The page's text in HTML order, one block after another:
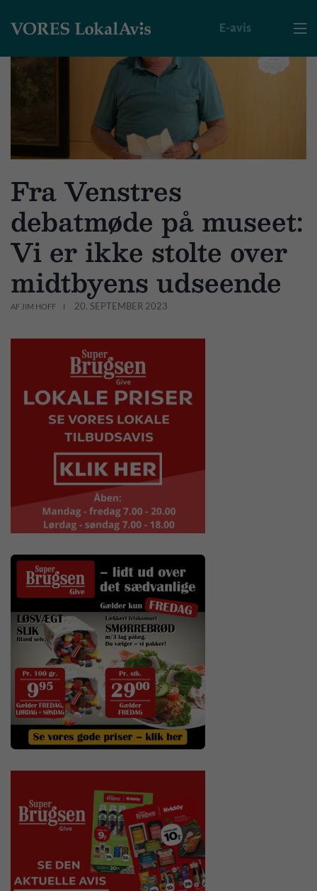

E-avis
Fra Venstres
debatmøde på museet:
Vi er ikke stolte over
midtbyens udseende
AF JIM HOFF 20. SEPTEMBER 2023